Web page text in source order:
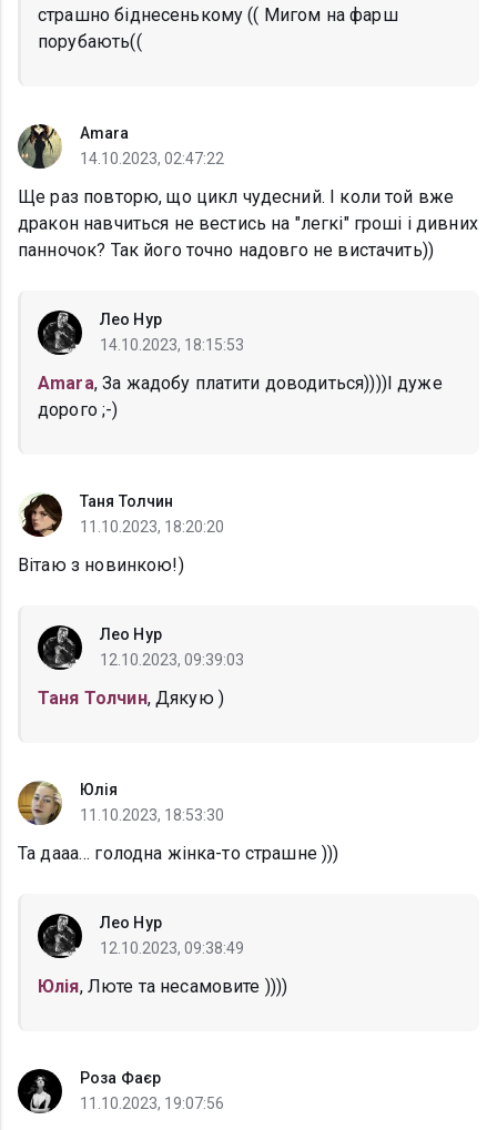
страшно бiднесенькому (( Мигом на фарш
порубають((
Amara
14.10.2023, 02:47:22
Ще раз повторю, що цикл чудесний. І коли той вже
дракон навчиться не вестись на "легкі" гроші і дивних
панночок? Так його точно надовго не вистачить))
Лео Нур
14.10.2023, 18:15:53
Amara, За жадобу платити доводиться))))I дуже
дорого ;-)
Таня Толчин
11.10.2023, 18:20:20
Вітаю з новинкою!)
Лео Нур
12.10.2023, 09:39:03
Таня Толчин, Дякую )
Юлія
11.10.2023, 18:53:30
Та дааа… голодна жінка-то страшне )))
Лео Нур
12.10.2023, 09:38:49
Юлія, Люте та несамовите ))))
Роза Фаєр
11.10.2023, 19:07:56